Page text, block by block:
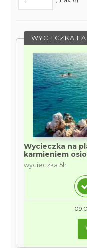
WYCIECZKA
Wycieczka na
karmieniem
wycieczka 5h